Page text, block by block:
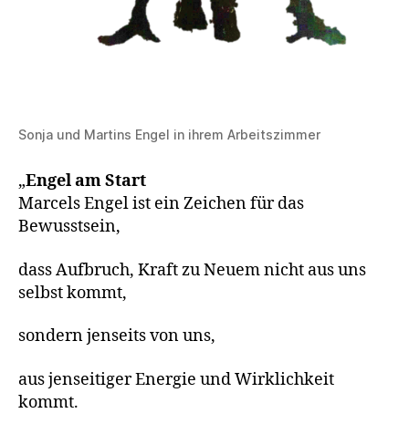
Sonja und Martins Engel in ihrem Arbeitszimmer
„Engel am Start
Marcels Engel ist ein Zeichen für das
Bewusstsein,
dass Aufbruch, Kraft zu Neuem nicht aus uns
selbst kommt,
sondern jenseits von uns,
aus jenseitiger Energie und Wirklichkeit
kommt.